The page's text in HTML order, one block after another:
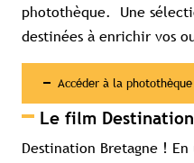
photothèque. Une
destinées à enrichir vos
Accéder à la photothèque
Le film
Destination Bretagne !